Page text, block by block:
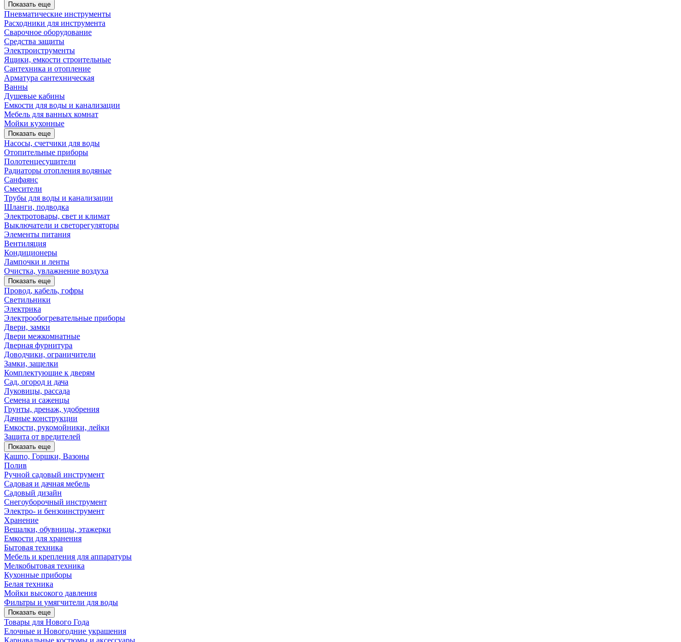
Показать еще
Пневматические инструменты
Расходники для инструмента
Сварочное оборудование
Средства защиты
Электроиструменты
Ящики, емкости строительные
Сантехника и отопление
Арматура сантехническая
Ванны
Душевые кабины
Емкости для воды и канализации
Мебель для ванных комнат
Мойки кухонные
Показать еще
Насосы, счетчики для воды
Отопительные приборы
Полотенцесушители
Радиаторы отопления водяные
Санфаянс
Смесители
Трубы для воды и канализации
Шланги, подводка
Электротовары, свет и климат
Выключатели и светорегуляторы
Элементы питания
Вентиляция
Кондиционеры
Лампочки и ленты
Очистка, увлажнение воздуха
Показать еще
Провод, кабель, гофры
Светильники
Электрика
Электрообогревательные приборы
Двери, замки
Двери межкомнатные
Дверная фурнитура
Доводчики, ограничители
Замки, защелки
Комплектующие к дверям
Сад, огород и дача
Луковицы, рассада
Семена и саженцы
Грунты, дренаж, удобрения
Дачные конструкции
Емкости, рукомойники, лейки
Защита от вредителей
Показать еще
Кашпо, Горшки, Вазоны
Полив
Ручной садовый инструмент
Садовая и дачная мебель
Садовый дизайн
Снегоуборочный инструмент
Электро- и бензоинструмент
Хранение
Вешалки, обувницы, этажерки
Емкости для хранения
Бытовая техника
Мебель и крепления для аппаратуры
Мелкобытовая техника
Кухонные приборы
Белая техника
Мойки высокого давления
Фильтры и умягчители для воды
Показать еще
Товары для Нового Года
Елочные и Новогодние украшения
Карнавальные костюмы и аксессуары